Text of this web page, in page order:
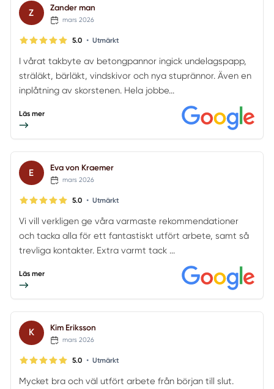
Z Zander man
mars 2026
5.0 • Utmärkt
I vårat takbyte av betongpannor ingick undelagspapp,
sträläkt, bärläkt, vindskivor och nya stuprännor. Även en
inplåtning av skorstenen. Hela jobbe...
Läs mer
E Eva von Kraemer
mars 2026
5.0 • Utmärkt
Vi vill verkligen ge våra varmaste rekommendationer
och tacka alla för ett fantastiskt utfört arbete, samt så
trevliga kontakter. Extra varmt tack ...
Läs mer
K Kim Eriksson
mars 2026
5.0 • Utmärkt
Mycket bra och väl utfört arbete från början till slut.